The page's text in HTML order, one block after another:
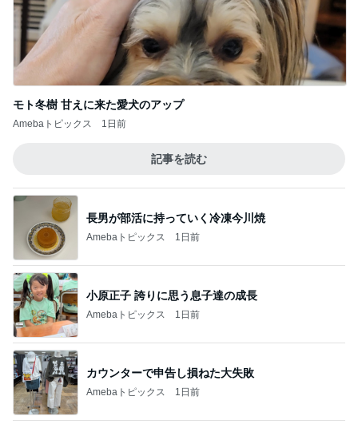
モト冬樹 甘えに来た愛犬のアップ
Amebaトピックス 1日前
記事を読む
長男が部活に持っていく冷凍今川焼
Amebaトピックス 1日前
小原正子 誇りに思う息子達の成長
Amebaトピックス 1日前
カウンターで申告し損ねた大失敗
Amebaトピックス 1日前